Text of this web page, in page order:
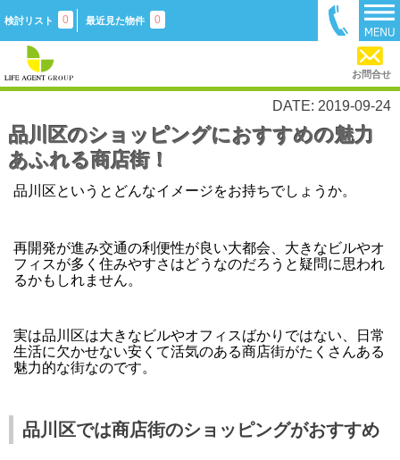
検討リスト 0 最近見た物件 0
お問合せ
DATE: 2019-09-24
品川区のショッピングにおすすめの魅力
あふれる商店街！
品川区というとどんなイメージをお持ちでしょうか。
再開発が進み交通の利便性が良い大都会、大きなビルやオ
フィスが多く住みやすさはどうなのだろうと疑問に思われ
るかもしれません。
実は品川区は大きなビルやオフィスばかりではない、日常
生活に欠かせない安くて活気のある商店街がたくさんある
魅力的な街なのです。
品川区では商店街のショッピングがおすすめ